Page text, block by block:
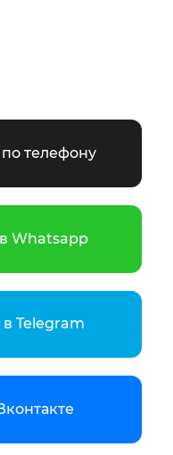
телефону
Whatsapp
в Telegram